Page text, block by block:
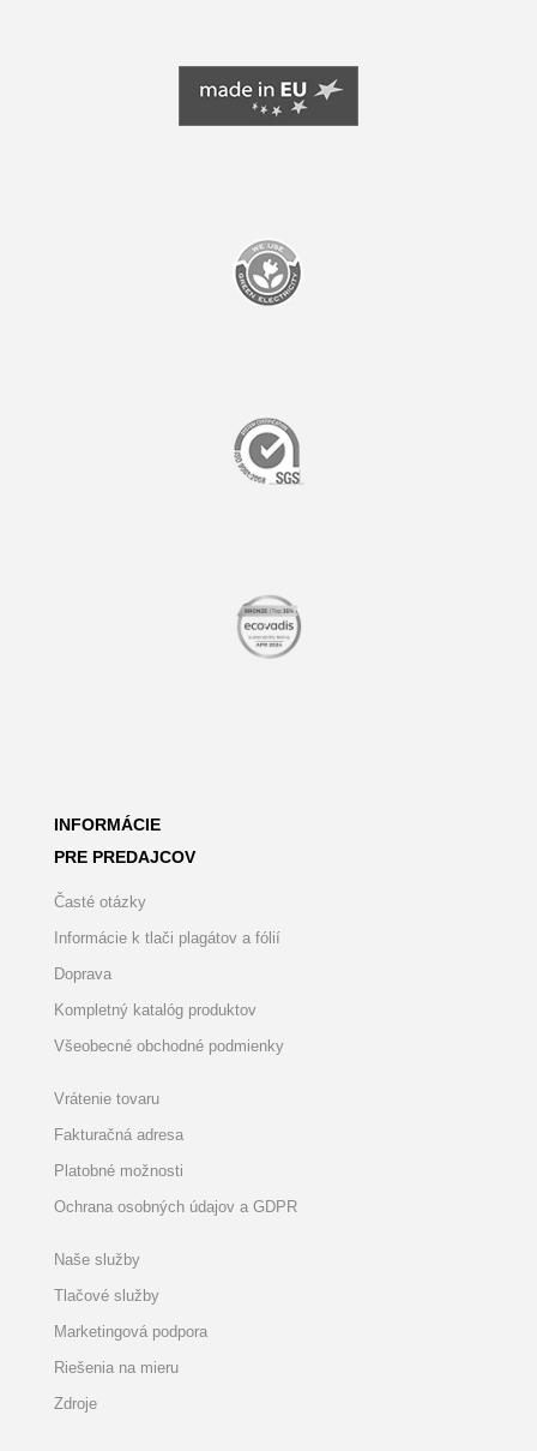
INFORMÁCIE
PRE PREDAJCOV
Časté otázky
Informácie k tlači plagátov a fólií
Doprava
Kompletný katalóg produktov
Všeobecné obchodné podmienky
Vrátenie tovaru
Fakturačná adresa
Platobné možnosti
Ochrana osobných údajov a GDPR
Naše služby
Tlačové služby
Marketingová podpora
Riešenia na mieru
Zdroje